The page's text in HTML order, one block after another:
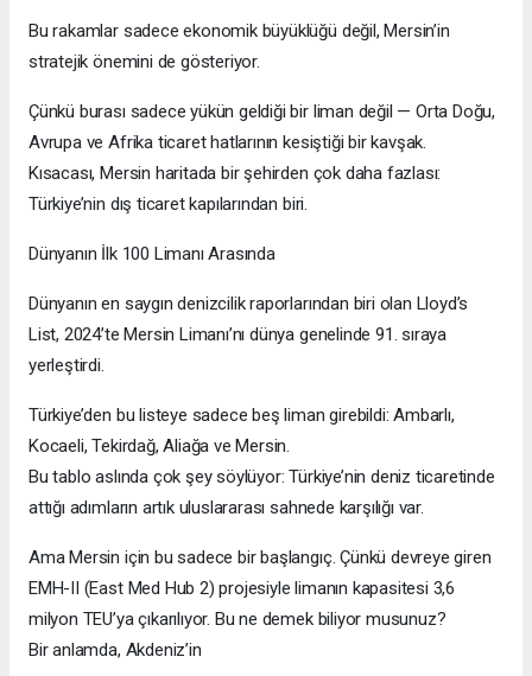
Bu rakamlar sadece ekonomik büyüklüğü değil, Mersin’in
stratejik önemini de gösteriyor.
Çünkü burası sadece yükün geldiği bir liman değil — Orta Doğu,
Avrupa ve Afrika ticaret hatlarının kesiştiği bir kavşak.
Kısacası, Mersin haritada bir şehirden çok daha fazlası:
Türkiye’nin dış ticaret kapılarından biri.
Dünyanın İlk 100 Limanı Arasında
Dünyanın en saygın denizcilik raporlarından biri olan Lloyd’s
List, 2024’te Mersin Limanı’nı dünya genelinde 91. sıraya
yerleştirdi.
Türkiye’den bu listeye sadece beş liman girebildi: Ambarlı,
Kocaeli, Tekirdağ, Aliağa ve Mersin.
Bu tablo aslında çok şey söylüyor: Türkiye’nin deniz ticaretinde
attığı adımların artık uluslararası sahnede karşılığı var.
Ama Mersin için bu sadece bir başlangıç. Çünkü devreye giren
EMH-II (East Med Hub 2) projesiyle limanın kapasitesi 3,6
milyon TEU’ya çıkarılıyor. Bu ne demek biliyor musunuz?
Bir anlamda, Akdeniz’in